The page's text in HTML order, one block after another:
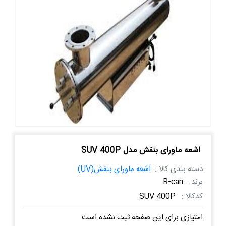
اشعه ماورای بنفش مدل SUV 400P
دسته بندی کالا : اشعه ماورای بنفش(UV)
برند : R-can
کدکالا : SUV 400P
امتیازی برای این صفحه ثبت نشده است